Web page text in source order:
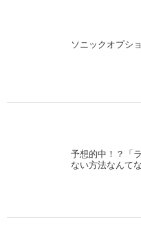
ソニックオプシ
予想的中！？「
ない方法なんて
ソニックオプシ
そう！
週末金曜！ソニ
うと効果的